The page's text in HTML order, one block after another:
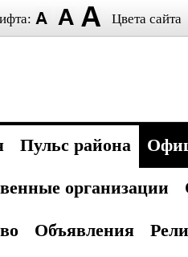
Цвета сайта
Пульс района
организации
Объявления